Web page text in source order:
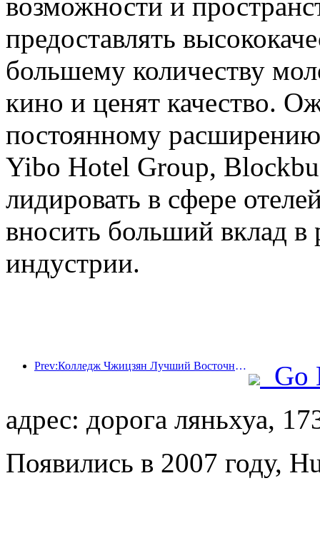
предоставлять
большему количеству
кино и ценят качество.
постоянному
Yibo Hotel Group,
лидировать в сфере
вносить больший вклад в
индустрии.
Prev:Колледж Чжицзян Лучший Восточный и Чжэцзянский технологический университет успешно провел совместный образовательный форум «Интеллектуальная интеграция · общее будущее»
Go
адрес: дорога ляньхуа,
Появились в 2007 году,